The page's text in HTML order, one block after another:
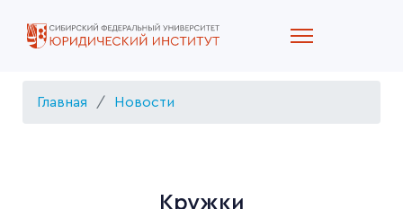
Главная Новости
Кружки